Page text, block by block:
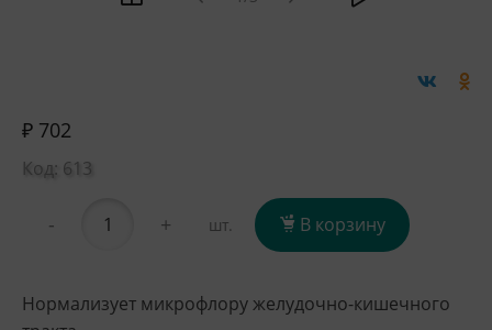
₽ 702
Код: 613
- + шт. В корзину
Нормализует микрофлору желудочно­-кишечного